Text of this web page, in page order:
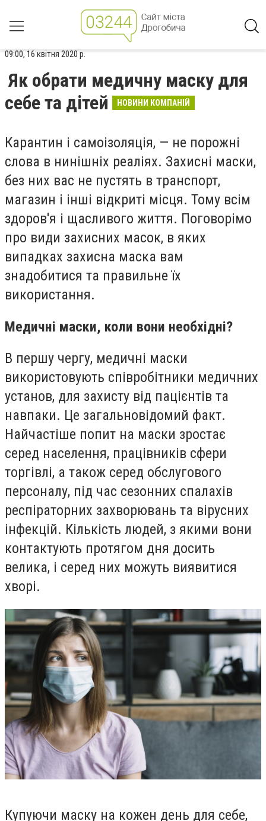
09:00, 16 квітня 2020 р.
Як обрати медичну маску для
себе та дітей
НОВИНИ КОМПАНІЙ
Карантин і самоізоляція, — не порожні
слова в нинішніх реаліях. Захисні маски,
без них вас не пустять в транспорт,
магазин і інші відкриті місця. Тому всім
здоров'я і щасливого життя. Поговорімо
про види захисних масок, в яких
випадках захисна маска вам
знадобитися та правильне їх
використання.
Медичні маски, коли вони необхідні?
В першу чергу, медичні маски
використовують співробітники медичних
установ, для захисту від пацієнтів та
навпаки. Це загальновідомий факт.
Найчастіше попит на маски зростає
серед населення, працівників сфери
торгівлі, а також серед обслугового
персоналу, під час сезонних спалахів
респіраторних захворювань та вірусних
інфекцій. Кількість людей, з якими вони
контактують протягом дня досить
велика, і серед них можуть виявитися
хворі.
Купуючи маску на кожен день для себе,